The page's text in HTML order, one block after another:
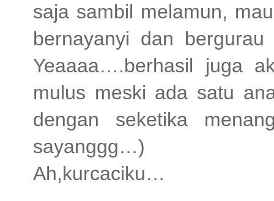
saja sambil melamun,
bernayanyi dan
Yeaaaa….berhasil juga
mulus meski ada satu
dengan seketika
sayanggg…)
Ah,kurcaciku…